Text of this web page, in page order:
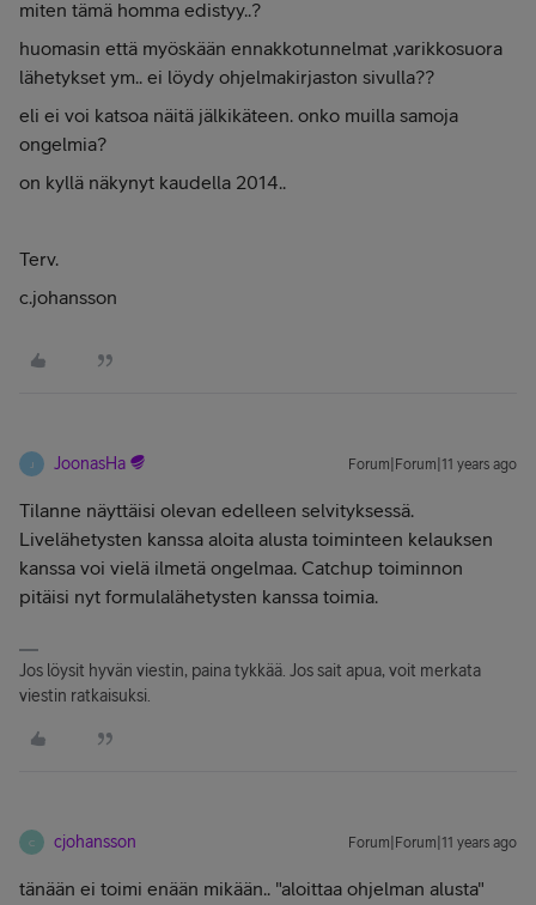
miten tämä homma edistyy..?
huomasin että myöskään ennakkotunnelmat ,varikkosuora
lähetykset ym.. ei löydy ohjelmakirjaston sivulla??
eli ei voi katsoa näitä jälkikäteen. onko muilla samoja
ongelmia?
on kyllä näkynyt kaudella 2014..
Terv.
c.johansson
J JoonasHa Forum|Forum|11 years ago
Tilanne näyttäisi olevan edelleen selvityksessä.
Livelähetysten kanssa aloita alusta toiminteen kelauksen
kanssa voi vielä ilmetä ongelmaa. Catchup toiminnon
pitäisi nyt formulalähetysten kanssa toimia.
Jos löysit hyvän viestin, paina tykkää. Jos sait apua, voit merkata
viestin ratkaisuksi.
C cjohansson Forum|Forum|11 years ago
tänään ei toimi enään mikään.. "aloittaa ohjelman alusta"